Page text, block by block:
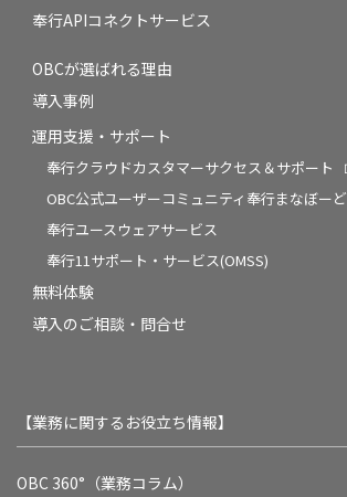
奉行APIコネクトサービス
OBCが選ばれる理由
導入事例
運用支援・サポート
奉行クラウドカスタマーサクセス＆サポート
OBC公式ユーザーコミュニティ奉行まなぼーど
奉行ユースウェアサービス
奉行11サポート・サービス(OMSS)
無料体験
導入のご相談・問合せ
【業務に関するお役立ち情報】
OBC 360°（業務コラム）